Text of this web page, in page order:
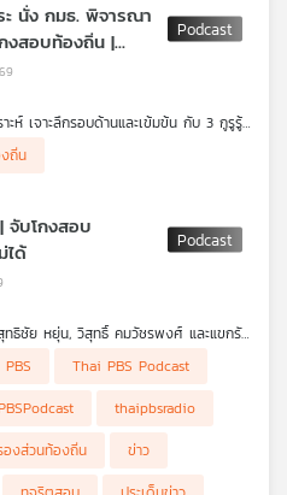
ะ นั่ง กมธ. พิจารณา
งสอบท้องถิ่น |
ต 8.39%
ะห์ เจาะลึกรอบด้านและเข้มข้น กับ 3 กูรูรู้
รภัทร และ วิสุทธิ์ คมวัชรพงศ์ กับประเด็น
างบประมาณปี 70" กับประเด็นที่สนใจ
ห้มีการถ่ายทอดสดการประชุม
ครั้งใหญ่ ส่งผลให้เศรษฐกิจไตรมาส 2 โต
าร "โกงสอบข้าราชการท้องถิ่น"
รอง"
ใต้-Landbridge" รัฐบาลจะเดินหน้าต่อ
น." ในพรรคภูมิใจไทยมีจริงหรือ ?
ถิ่น
จับโกงสอบ
ได้
ธิชัย หยุ่น, วิสุทธิ์ คมวัชรพงศ์ และแขกรับ
งเรียน ไม่ถูกจับโกงสอบทั้งขบวนการ
ย่างไร? จากประเด็นร้อนจากมหากาพย์
ารท้องถิ่นปี 2568 พบหลักฐานเชื่อมโยง
หายกว่า 4,500 ล้านบาท ฟังในรายการ
Thai PBS Podcast
thaipbsradio
องส่วนท้องถิ่น
ข่าว